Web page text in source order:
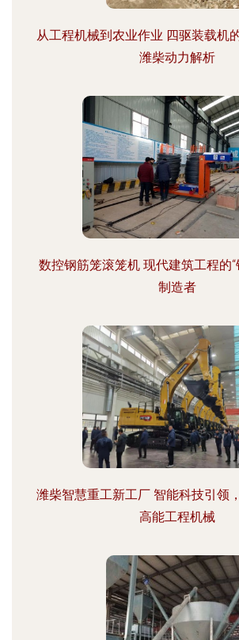
从工程机械到农业作业 四驱装载机
潍柴动力解析
数控钢筋笼滚笼机 现代建筑工程的“
制造者
潍柴智慧重工新工厂 智能科技引领
高能工程机械